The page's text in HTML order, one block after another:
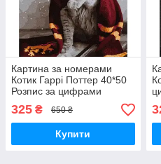
Картина за номерами
Котик Гаррі Поттер 40*50
Розпис за цифрами
номерами фарбами
BS36543 Brushme
325 ₴ 650 ₴
Купити